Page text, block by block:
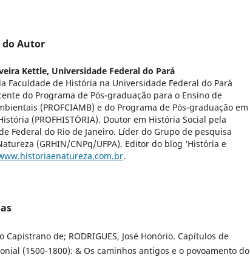
Autor
Kettle, Universidade Federal do Pará
Faculdade de História na Universidade Federal do Pará
do Programa de Pós-graduação para o Ensino de
(PROFCIAMB) e do Programa de Pós-graduação em
(PROFHISTÒRIA). Doutor em História Social pela
Federal do Rio de Janeiro. Líder do Grupo de pesquisa
(GRHIN/CNPq/UFPA). Editor do blog ‘História e
.
Capistrano de; RODRIGUES, José Honório. Capítulos de
(1500-1800): & Os caminhos antigos e o povoamento do